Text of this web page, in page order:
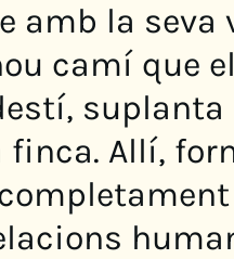
amb la seva
camí que
finca. Allí,